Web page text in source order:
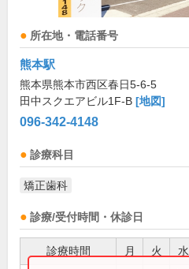
所在地・電話番号
熊本駅
熊本県熊本市西区春日5-6-5
田中スクエアビル1F-B [地図]
096-342-4148
診療科目
矯正歯科
診療/受付時間・休診日
診療時間 月 火 水